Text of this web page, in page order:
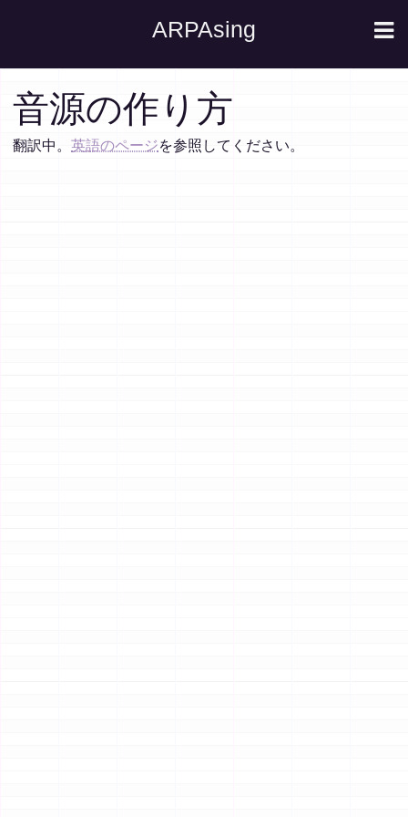
ARPAsing
音源の作り方
翻訳中。 英語のページを参照してください。